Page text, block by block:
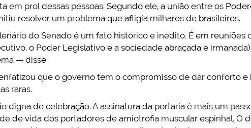
em prol dessas pessoas. Segundo ele, a união entre os
resolver um problema que afligia milhares de brasileiros.
do Senado é um fato histórico e inédito. É em reuniões
o Poder Legislativo e a sociedade abraçada e
— disse.
que o governo tem o compromisso de dar conforto e
raras.
digna de celebração. A assinatura da portaria é mais um
de vida dos portadores de amiotrofia muscular espinhal. O